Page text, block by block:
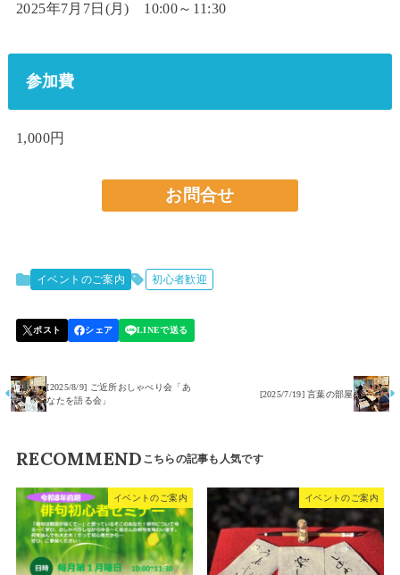
2025年7月7日(月) 10:00～11:30
参加費
1,000円
お問合せ
イベントのご案内 初心者歓迎
[2025/8/9] ご近所おしゃべり会「あ
なたを語る会」
[2025/7/19] 言葉の部屋
RECOMMEND
イベントのご案内 イベントのご案内